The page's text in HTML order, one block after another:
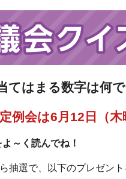
てはまる数字は何で
例会は6月12日（
～く読んでね！
抽選で、以下のプレゼント